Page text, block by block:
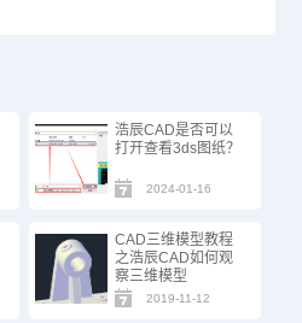
浩辰CAD是否可以
打开查看3ds图纸？
2024-01-16
CAD三维模型教程
之浩辰CAD如何观
察三维模型
2019-11-12